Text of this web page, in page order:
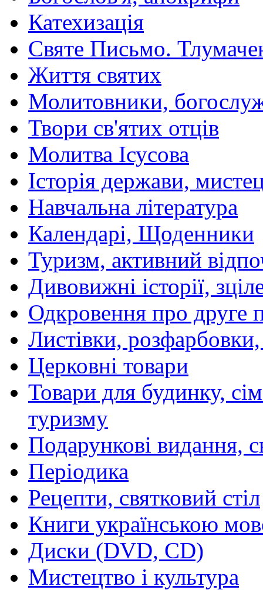
Катехизація
Святе Письмо.
Життя святих
Молитовники,
Твори св'ятих отців
Молитва Ісусова
Історія держави,
Навчальна література
Календарі, Щоденники
Туризм, активний
Дивовижні історії,
Одкровення про друге
Листівки,
Церковні товари
Товари для будинку,
туризму
Подарункові видання,
Періодика
Рецепти, святковий стіл
Книги українською
Диски (DVD, CD)
Мистецтво і культура